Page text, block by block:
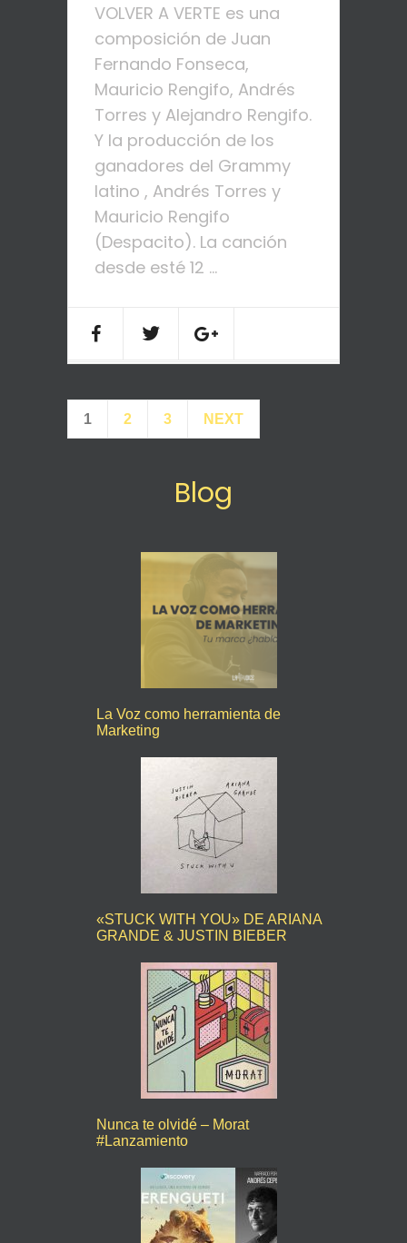
VOLVER A VERTE es una
composición de Juan
Fernando Fonseca,
Mauricio Rengifo, Andrés
Torres y Alejandro Rengifo.
Y la producción de los
ganadores del Grammy
latino , Andrés Torres y
Mauricio Rengifo
(Despacito). La canción
desde esté 12 ...
1 2 3 NEXT
Blog
La Voz como herramienta de
Marketing
«STUCK WITH YOU» DE ARIANA
GRANDE & JUSTIN BIEBER
Nunca te olvidé – Morat
#Lanzamiento